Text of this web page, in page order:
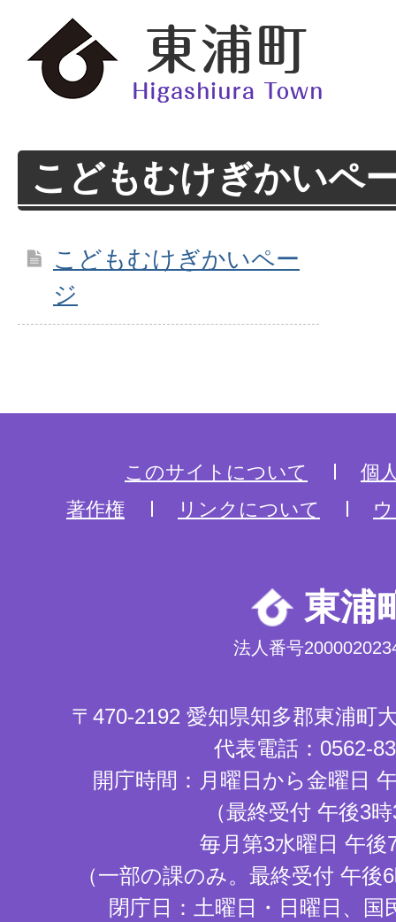
こどもむけぎかいペ
こどもむけぎかいペー
ジ
このサイトについて
個
著作権
リンクについて
東浦
法人番号
〒470-2192 愛知県知多郡東浦町
代表電話：0562-
開庁時間：月曜日から金曜日
（最終受付 午後3
毎月第3水曜日 午後
（一部の課のみ。最終受付 午
閉庁日：土曜日・日曜日、国